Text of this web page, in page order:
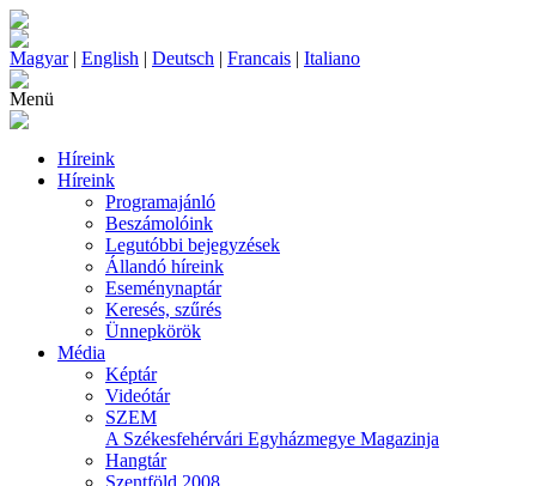
Magyar| English | Deutsch | Francais | Italiano
Menü
Híreink
Híreink
Programajánló
Beszámolóink
Legutóbbi bejegyzések
Állandó híreink
Eseménynaptár
Keresés, szűrés
Ünnepkörök
Média
Képtár
Videótár
SZEM
A Székesfehérvári Egyházmegye Magazinja
Hangtár
Szentföld 2008